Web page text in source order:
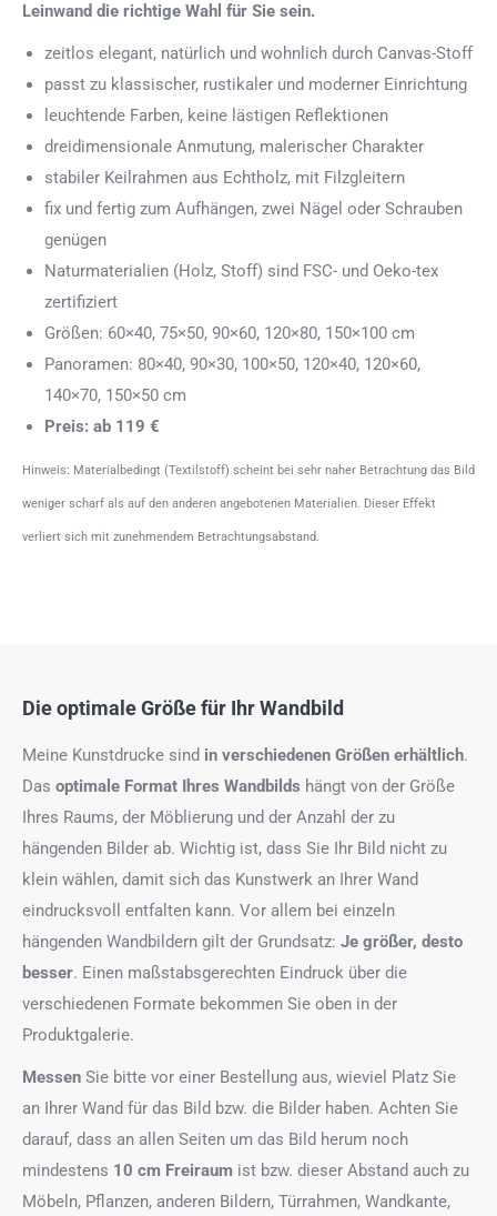
Leinwand die richtige Wahl für Sie sein.
zeitlos elegant, natürlich und wohnlich durch Canvas-Stoff
passt zu klassischer, rustikaler und moderner Einrichtung
leuchtende Farben, keine lästigen Reflektionen
dreidimensionale Anmutung, malerischer Charakter
stabiler Keilrahmen aus Echtholz, mit Filzgleitern
fix und fertig zum Aufhängen, zwei Nägel oder Schrauben
genügen
Naturmaterialien (Holz, Stoff) sind FSC- und Oeko-tex
zertifiziert
Größen: 60×40, 75×50, 90×60, 120×80, 150×100 cm
Panoramen: 80×40, 90×30, 100×50, 120×40, 120×60,
140×70, 150×50 cm
Preis: ab 119 €
Hinweis: Materialbedingt (Textilstoff) scheint bei sehr naher Betrachtung das Bild
weniger scharf als auf den anderen angebotenen Materialien. Dieser Effekt
verliert sich mit zunehmendem Betrachtungsabstand.
Die optimale Größe für Ihr Wandbild
Meine Kunstdrucke sind in verschiedenen Größen erhältlich.
Das optimale Format Ihres Wandbilds hängt von der Größe
Ihres Raums, der Möblierung und der Anzahl der zu
hängenden Bilder ab. Wichtig ist, dass Sie Ihr Bild nicht zu
klein wählen, damit sich das Kunstwerk an Ihrer Wand
eindrucksvoll entfalten kann. Vor allem bei einzeln
hängenden Wandbildern gilt der Grundsatz: Je größer, desto
besser. Einen maßstabsgerechten Eindruck über die
verschiedenen Formate bekommen Sie oben in der
Produktgalerie.
Messen Sie bitte vor einer Bestellung aus, wieviel Platz Sie
an Ihrer Wand für das Bild bzw. die Bilder haben. Achten Sie
darauf, dass an allen Seiten um das Bild herum noch
mindestens 10 cm Freiraum ist bzw. dieser Abstand auch zu
Möbeln, Pflanzen, anderen Bildern, Türrahmen, Wandkante,